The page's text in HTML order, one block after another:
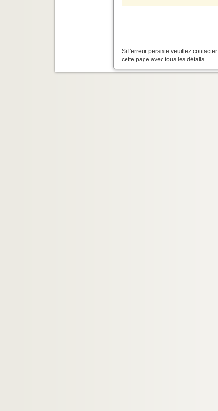
Si l'erreur persiste veuillez
cette page avec tous les détails.